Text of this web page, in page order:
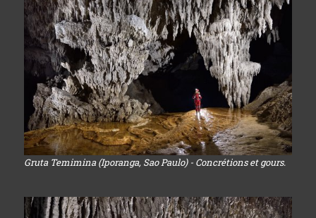
Gruta Temimina (Iporanga, Sao Paulo) - Concrétions et gours.